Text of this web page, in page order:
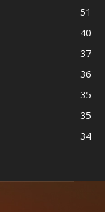
51
40
37
36
35
35
34